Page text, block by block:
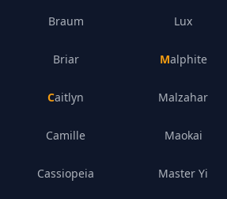
Braum
Briar
Caitlyn
Camille
Cassiopeia
Lux
Malphite
Malzahar
Maokai
Master Yi